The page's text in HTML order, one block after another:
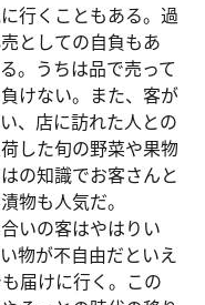
行くこともある。過
としての自負もあ
。うちは品で売って
けない。また、客が
、店に訪れた人との
した旬の野菜や果物
の知識でお客さんと
物も人気だ。
いの客はやはりい
物が不自由だといえ
届けに行く。この